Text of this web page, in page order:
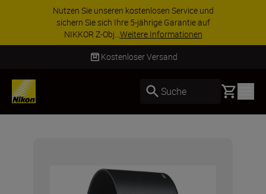
Nutzen Sie unseren kostenlosen Service und
sichern Sie sich Ihre 5-jährige Garantie auf
NIKKOR Z-Obj...Weitere Informationen
Kostenloser Versand
Suche Basket